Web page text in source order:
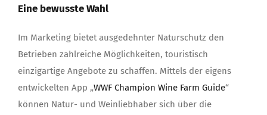
Eine bewusste Wahl
Im Marketing bietet ausgedehnter Naturschutz den
Betrieben zahlreiche Möglichkeiten, touristisch
einzigartige Angebote zu schaffen. Mittels der eigens
entwickelten App „WWF Champion Wine Farm Guide“
können Natur- und Weinliebhaber sich über die